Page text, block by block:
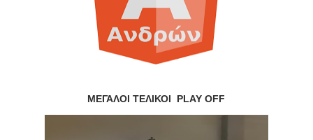
Play off B εφήβων Β φάση Στο f4 ΑΕ Ρέντη, Πέρα , Ερμής
ΜΕΓΑΛΟΙ ΤΕΛΙΚΟΙ PLAY OFF